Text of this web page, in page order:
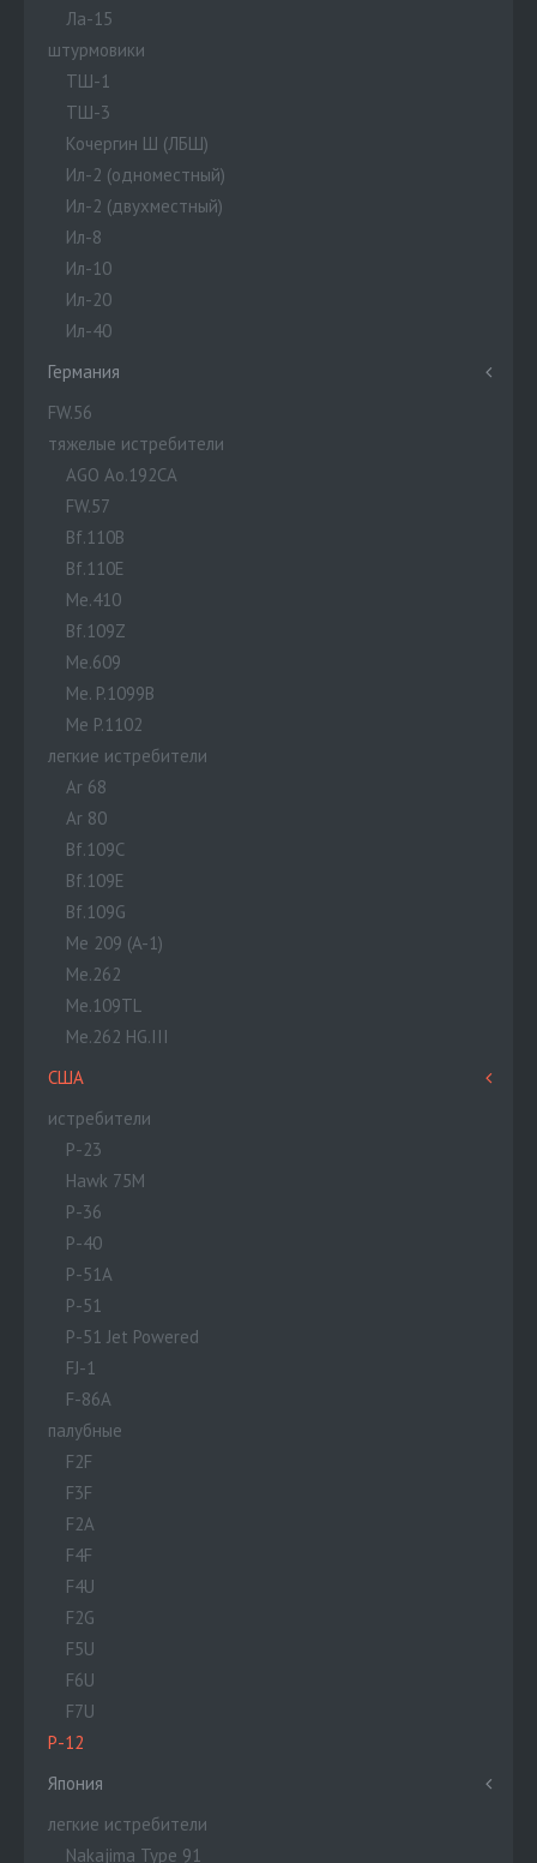
Ла-15
штурмовики
ТШ-1
ТШ-3
Кочергин Ш (ЛБШ)
Ил-2 (одноместный)
Ил-2 (двухместный)
Ил-8
Ил-10
Ил-20
Ил-40
Германия
FW.56
тяжелые истребители
AGO Ao.192CA
FW.57
Bf.110B
Bf.110E
Me.410
Bf.109Z
Me.609
Me. P.1099B
Me P.1102
легкие истребители
Ar 68
Ar 80
Bf.109C
Bf.109E
Bf.109G
Me 209 (A-1)
Me.262
Me.109TL
Me.262 HG.III
США
истребители
P-23
Hawk 75M
P-36
P-40
P-51A
P-51
P-51 Jet Powered
FJ-1
F-86A
палубные
F2F
F3F
F2A
F4F
F4U
F2G
F5U
F6U
F7U
P-12
Япония
легкие истребители
Nakajima Type 91